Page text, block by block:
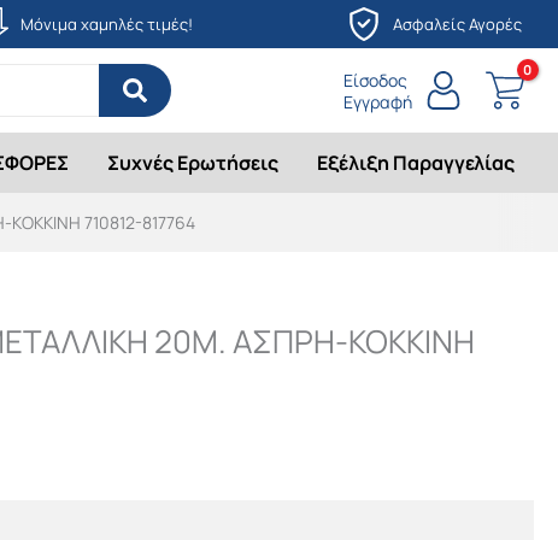
Μόνιμα χαμηλές τιμές! Ασφαλείς Αγορές
Είσοδος
Εγγραφή
Συχνές Ερωτήσεις Εξέλιξη Παραγγελίας
710812-817764
20Μ. ΑΣΠΡΗ-ΚΟΚΚΙΝΗ